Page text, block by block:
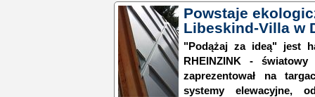
Powstaje
Libeskind-Villa w
"Podążaj za ideą" jest
RHEINZINK -
zaprezentował na
systemy elewacyjne,